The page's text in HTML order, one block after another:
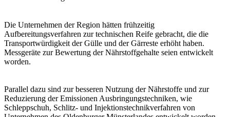
Die Unternehmen der Region hätten frühzeitig
Aufbereitungsverfahren zur technischen Reife gebracht, die die
Transportwürdigkeit der Gülle und der Gärreste erhöht haben.
Messgeräte zur Bewertung der Nährstoffgehalte seien entwickelt
worden.
Parallel dazu sind zur besseren Nutzung der Nährstoffe und zur
Reduzierung der Emissionen Ausbringungstechniken, wie
Schleppschuh, Schlitz- und Injektionstechnikverfahren von